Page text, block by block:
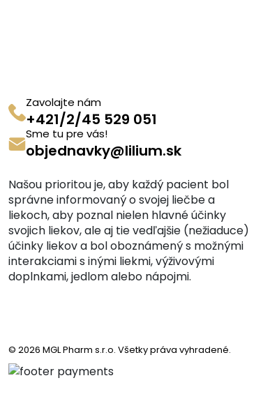
Zavolajte nám
+421/2/45 529 051
Sme tu pre vás!
objednavky@lilium.sk
Našou prioritou je, aby každý pacient bol
správne informovaný o svojej liečbe a
liekoch, aby poznal nielen hlavné účinky
svojich liekov, ale aj tie vedľajšie (nežiaduce)
účinky liekov a bol oboznámený s možnými
interakciami s inými liekmi, výživovými
doplnkami, jedlom alebo nápojmi.
© 2026 MGL Pharm s.r.o. Všetky práva vyhradené.